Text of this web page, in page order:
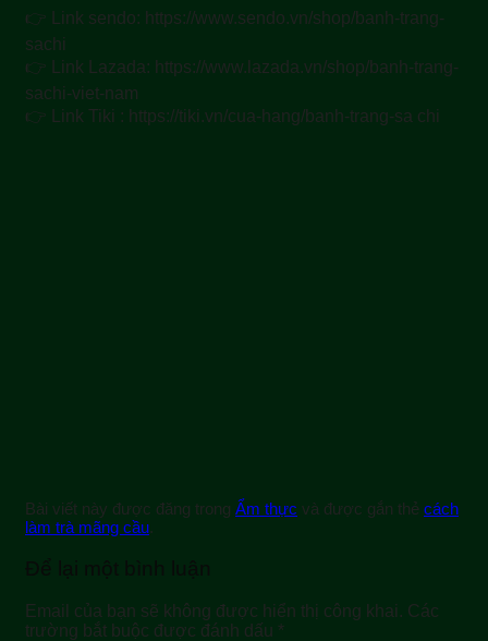
👉 Link sendo: https://www.sendo.vn/shop/banh-trang-
sachi
👉 Link Lazada: https://www.lazada.vn/shop/banh-trang-
sachi-viet-nam
👉 Link Tiki : https://tiki.vn/cua-hang/banh-trang-sa chi
Bài viết này được đăng trong Ẩm thực và được gắn thẻ cách
làm trà mãng cầu.
Để lại một bình luận
Email của bạn sẽ không được hiển thị công khai. Các
trường bắt buộc được đánh dấu *